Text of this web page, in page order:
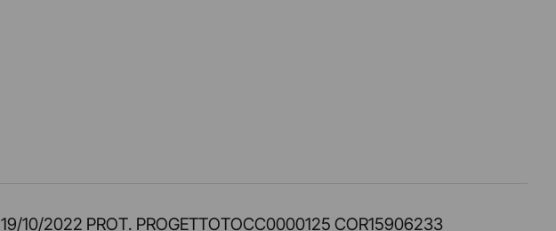
10/2022 PROT. PROGETTOTOCC0000125 COR15906233